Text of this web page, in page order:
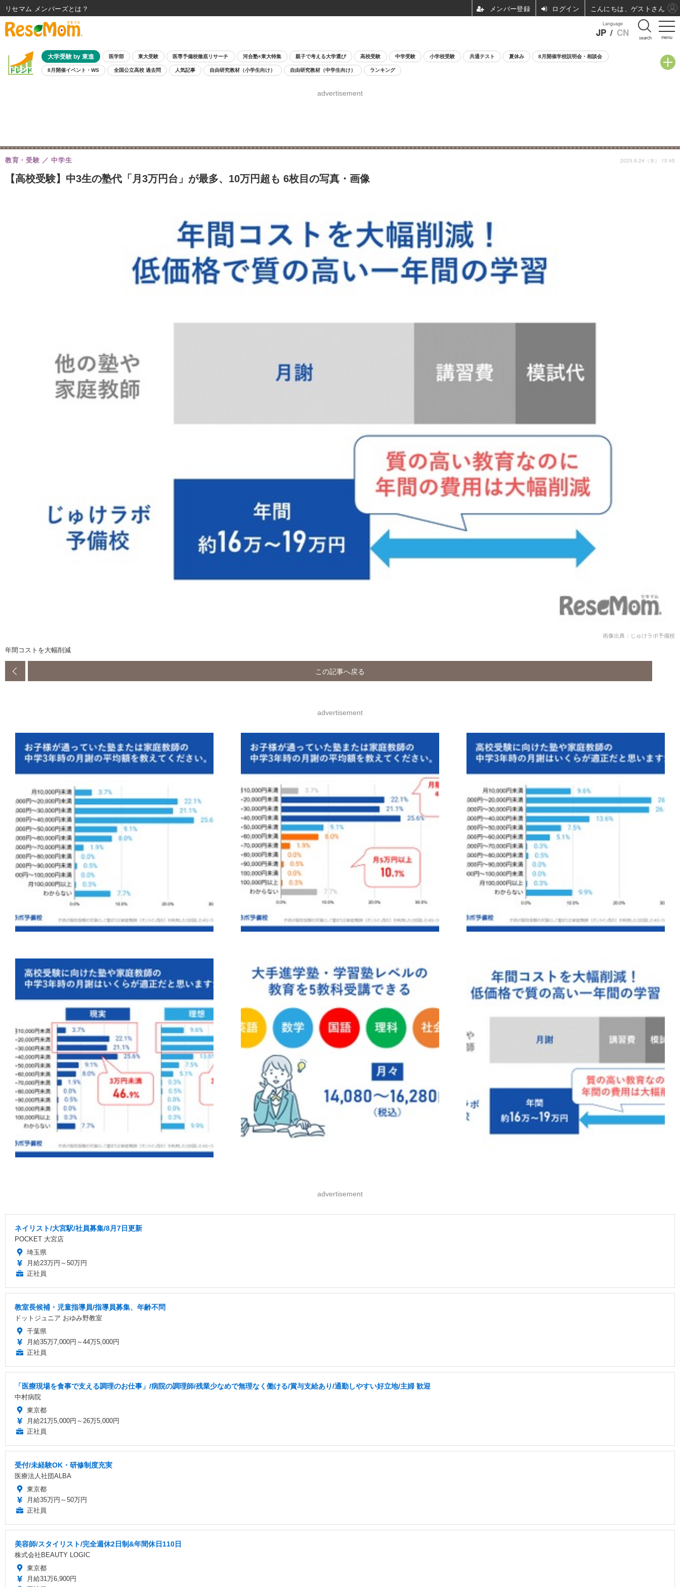
menu
Language
JP / CN search
大学受験 by 東進 医学部 東大受験 医専予備校徹底リサーチ 河合塾×東大特集 親子で考える大学選び 高校受験 中学受験 小学校受験 共通テスト 夏休み 8月開催学校説明会・相談会
8月開催イベント・WS 全国公立高校 過去問 人気記事 自由研究教材（小学生向け） 自由研究教材（中学生向け） ランキング
advertisement
【高校受験】中3生の塾代「月3万円台」が最多、10万円超も 6枚目の写真・画像
教育・受験 中学生 2025.9.24（水） 10:45
画像出典：じゅけラボ予備校
年間コストを大幅削減
この記事へ戻る
advertisement
advertisement
ネイリスト/大宮駅/社員募集/8月7日更新
POCKET 大宮店
埼玉県
月給23万円～50万円
正社員
教室長候補・児童指導員/指導員募集、年齢不問
ドットジュニア おゆみ野教室
千葉県
月給35万7,000円～44万5,000円
正社員
「医療現場を食事で支える調理のお仕事」/病院の調理師/残業少なめで無理なく働ける/賞与支給あり/通勤しやすい好立地/主婦 歓迎
中村病院
東京都
月給21万5,000円～26万5,000円
正社員
受付/未経験OK・研修制度充実
医療法人社団ALBA
東京都
月給35万円～50万円
正社員
美容師/スタイリスト/完全週休2日制&年間休日110日
株式会社BEAUTY LOGIC
東京都
月給31万6,900円
リセマム メンバーズ ログイン こんにちは、ゲストさん